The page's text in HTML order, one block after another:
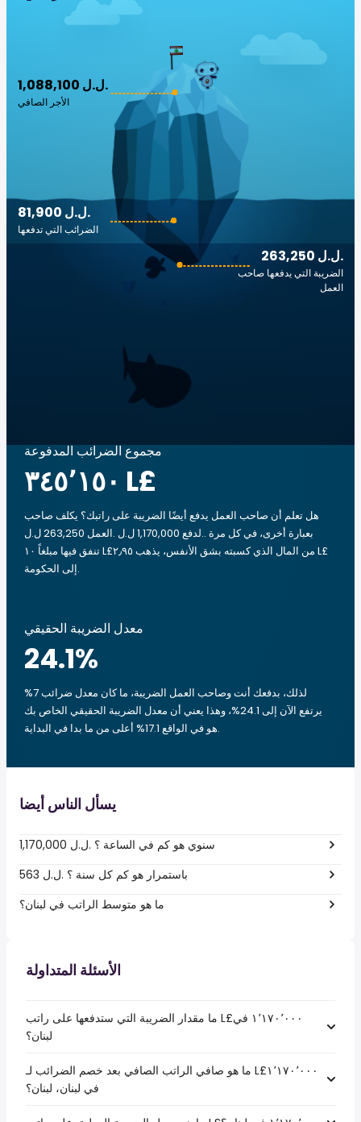
1,088,100 ل.ل.‎
الأجر الصافي
263,250 ل.ل.‎
الضريبة التي يدفعها صاحب
العمل
81,900 ل.ل.‎
الضرائب التي تدفعها
مجموع الضرائب المدفوعة
‏٣٤٥٬١٥٠ L£
هل تعلم أن صاحب العمل يدفع أيضًا الضريبة على راتبك؟ يكلف صاحب
العمل 263,250 ل.ل.‎ لدفع 1,170,000 ل.ل.‎. بعبارة أخرى، في كل مرة
تنفق فيها مبلغاً ‏١٠ L£من المال الذي كسبته بشق الأنفس، يذهب ‏٢٫٩٥ L£
إلى الحكومة.
معدل الضريبة الحقيقي
24.1%
لذلك، بدفعك أنت وصاحب العمل الضريبة، ما كان معدل ضرائب 7%
يرتفع الآن إلى 24.1%، وهذا يعني أن معدل الضريبة الحقيقي الخاص بك
هو في الواقع 17.1% أعلى من ما بدا في البداية.
يسأل الناس أيضا
1,170,000 ل.ل.‎ سنوي هو كم في الساعة ؟
563 ل.ل.‎ باستمرار هو كم كل سنة ؟
ما هو متوسط الراتب في لبنان؟
الأسئلة المتداولة
ما مقدار الضريبة التي ستدفعها على راتب L£‏١٬١٧٠٬٠٠٠ في
لبنان؟
ما هو صافي الراتب الصافي بعد خصم الضرائب لـ L£‏١٬١٧٠٬٠٠٠
في لبنان، لبنان؟